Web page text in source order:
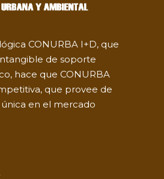
CONURBA I+D, que
de soporte
hace que CONURBA
que provee de
en el mercado